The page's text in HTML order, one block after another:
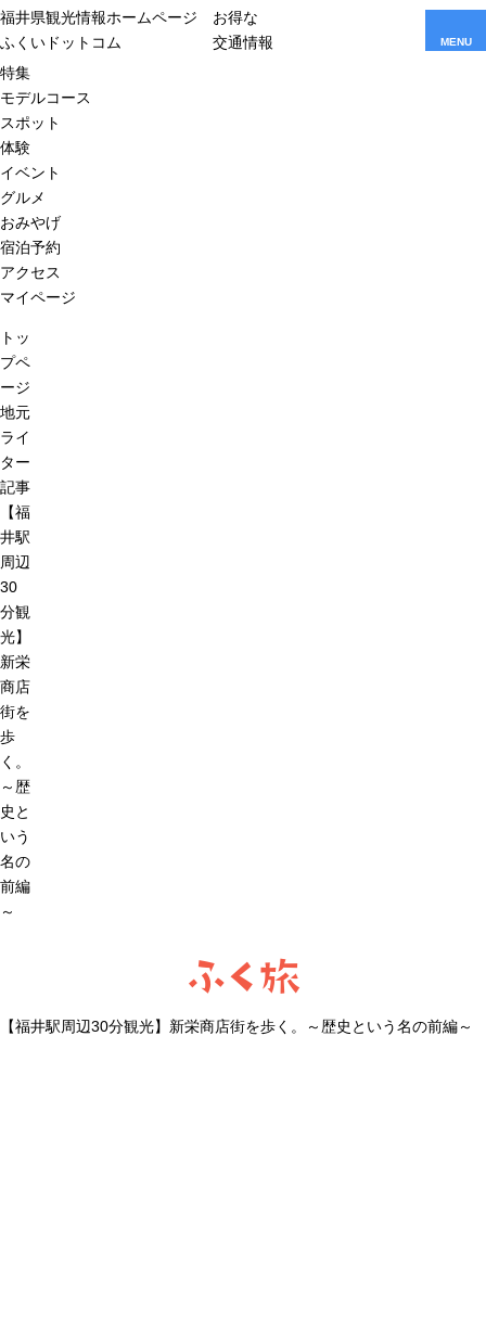
福井県観光情報ホームページ
ふくいドットコム
お得な
交通情報
MENU
特集
モデルコース
スポット
体験
イベント
グルメ
おみやげ
宿泊予約
アクセス
マイページ
トッ
プペ
ージ
地元
ライ
ター
記事
【福
井駅
周辺
30
分観
光】
新栄
商店
街を
歩
く。
～歴
史と
いう
名の
前編
～
ふく旅
【福井駅周辺30分観光】新栄商店街を歩く。～歴史という名の前編～